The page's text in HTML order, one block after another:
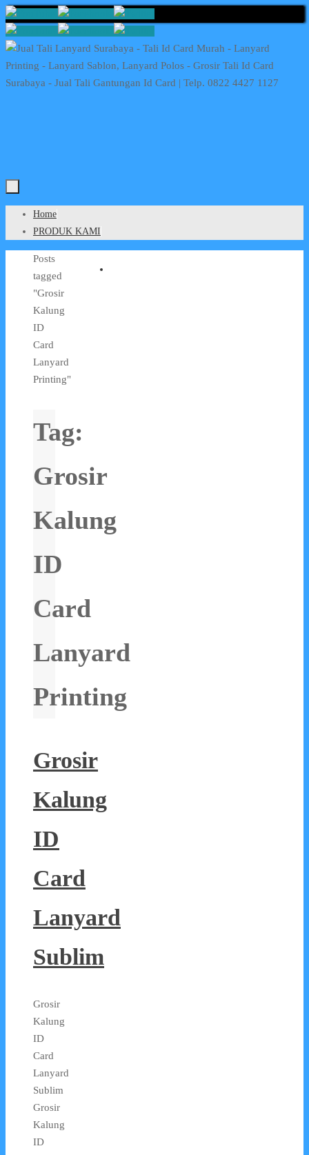
Skip
to
content
Skip
Home
PRODUK KAMI
Home
Posts
tagged
"Grosir
Kalung
ID
Card
Lanyard
Printing"
Tag:
Grosir
Kalung
ID
Card
Lanyard
Printing
Grosir
Kalung
ID
Card
Lanyard
Sublim
Grosir
Kalung
ID
Card
Lanyard
Sublim
Grosir
Kalung
ID